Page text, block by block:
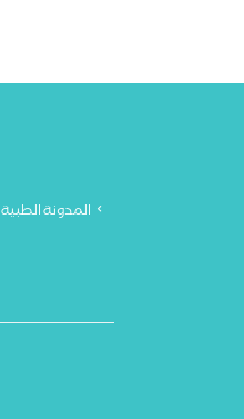
المدونة الطبية